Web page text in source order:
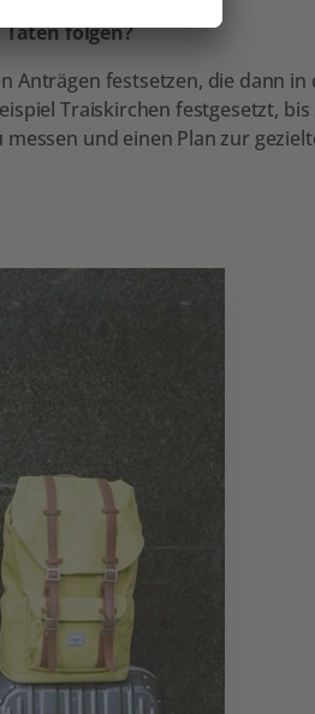
folgen?
Anträgen festsetzen, die dann
Traiskirchen festgesetzt,
und einen Plan zur